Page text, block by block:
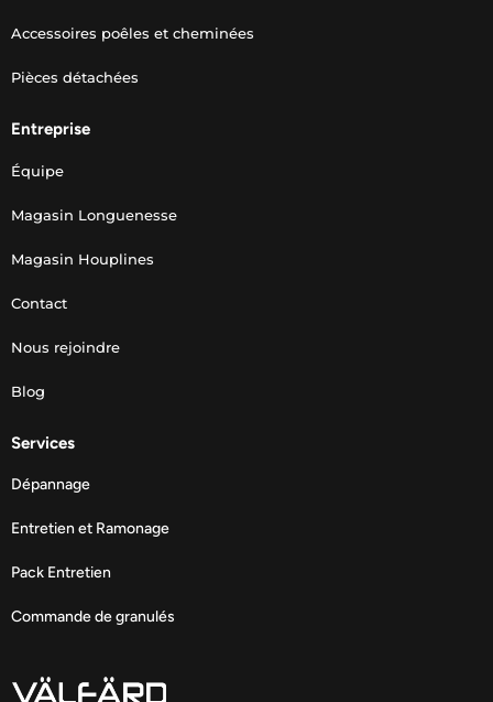
Accessoires poêles et cheminées
Pièces détachées
Entreprise
Équipe
Magasin Longuenesse
Magasin Houplines
Contact
Nous rejoindre
Blog
Services
Dépannage
Entretien et Ramonage
Pack Entretien
Commande de granulés